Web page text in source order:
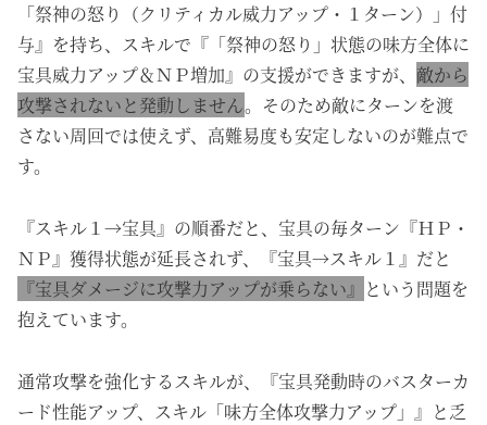
「祭神の怒り（クリティカル威力アップ・１ターン）」付
与』を持ち、スキルで『「祭神の怒り」状態の味方全体に
宝具威力アップ＆ＮＰ増加』の支援ができますが、 敵から
攻撃されないと発動しません。そのため敵にターンを渡
さない周回では使えず、高難易度も安定しないのが難点で
す。
『スキル１→宝具』の順番だと、宝具の毎ターン『ＨＰ・
ＮＰ』獲得状態が延長されず、『宝具→スキル１』だと
『宝具ダメージに攻撃力アップが乗らない』 という問題を
抱えています。
通常攻撃を強化するスキルが、『宝具発動時のバスターカ
ード性能アップ、スキル「味方全体攻撃力アップ」』と乏